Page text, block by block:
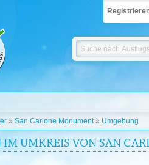
» San Carlone Monument» Umgebung
UMKREIS VON SAN